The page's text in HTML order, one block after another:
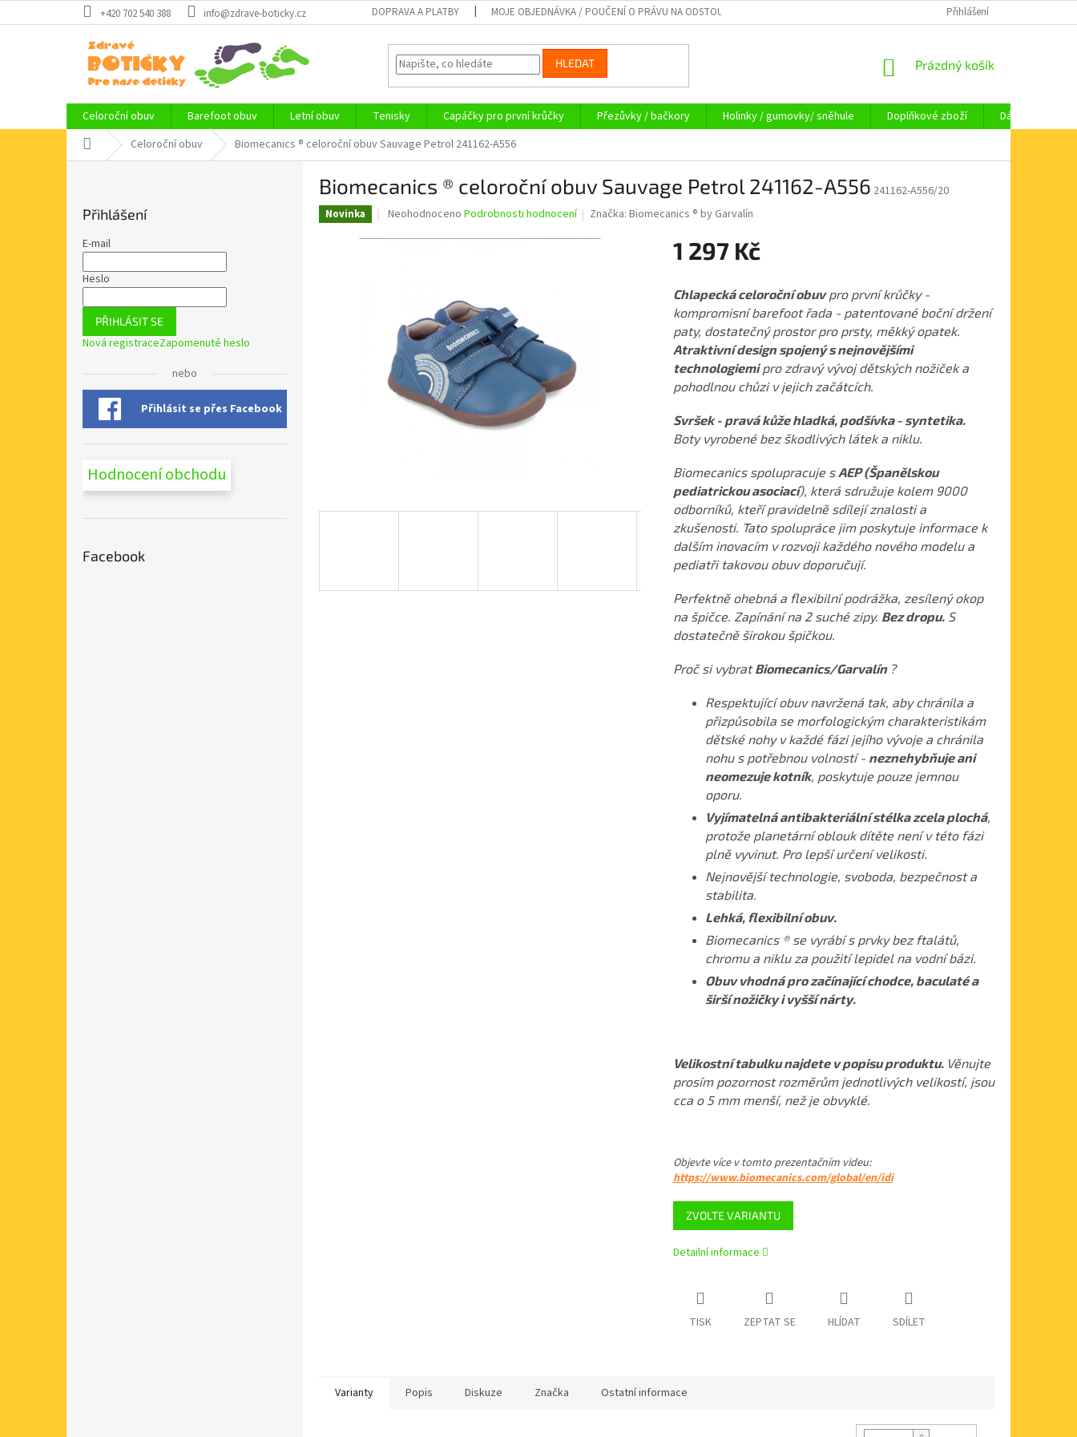
na
+420 702 540 388 info@zdrave-boticky.cz DOPRAVA A PLATBY MOJE OBJEDNÁVKA / POUČENÍ O PRÁVU NA ODSTOUPENÍ OD SMLOUVY KAMENNÁ PRODEJNA
Přihlášení
HLEDAT
NÁKUPNÍ
Prázdný košík
Celoroční obuv Barefoot obuv Letní obuv Tenisky Capáčky pro první krůčky Přezůvky / bačkory Holinky / gumovky/ sněhule Doplňkové zboží
Dárkové
Domů Celoroční obuv Biomecanics ® celoroční obuv Sauvage Petrol 241162-A556
Přihlášení
E-mail
Heslo
PŘIHLÁSIT SE
Nová registraceZapomenuté heslo
nebo
Přihlásit se přes Facebook
Hodnocení obchodu
Facebook
Biomecanics ® celoroční obuv Sauvage Petrol 241162-A556 241162-A556/20
Novinka
Průměrné
produktu
hvězdiček.
Neohodnoceno Podrobnosti hodnocení Značka:Biomecanics ® by Garvalín
1 297 Kč
cena:
ZVOLTE VARIANTU
Chlapecká celoroční obuvpro první krůčky -
kompromisní barefoot řada - patentované boční držení
paty, dostatečný prostor pro prsty, měkký opatek.
Atraktivní design spojený s nejnovějšími
technologiemipro zdravý vývoj dětských nožiček a
pohodlnou chůzi v jejich začátcích.
Svršek - pravá kůže hladká, podšívka - syntetika.
Boty vyrobené bez škodlivých látek a niklu.
Biomecanics spolupracuje sAEP (Španělskou
pediatrickou asociací), která sdružuje kolem 9000
odborníků, kteří pravidelně sdílejí znalosti a
zkušenosti. Tato spolupráce jim poskytuje informace k
dalším inovacím v rozvoji každého nového modelu a
pediatři takovou obuv doporučují.
Perfektně ohebná a flexibilní podrážka, zesílený okop
na špičce. Zapínání na 2 suché zipy. Bez dropu.S
dostatečně širokou špičkou.
Proč si vybratBiomecanics/Garvalín ?
Respektující obuv navržená tak, aby chránila a
přizpůsobila se morfologickým charakteristikám
dětské nohy v každé fázi jejího vývoje a chránila
nohu s potřebnou volností - neznehybňuje ani
neomezuje kotník, poskytuje pouze jemnou
oporu.
Vyjímatelná antibakteriální stélka zcela plochá,
protože planetární oblouk dítěte není v této fázi
plně vyvinut. Pro lepší určení velikosti.
Nejnovější technologie, svoboda, bezpečnost a
stabilita.
Lehká, flexibilní obuv.
Biomecanics ® se vyrábí s prvky bez ftalátů,
chromu a niklu za použití lepidel na vodní bázi.
Obuv vhodná pro začínající chodce, baculaté a
širší nožičky i vyšší nárty.
Velikostní tabulku najdete v popisu produktu. Věnujte
prosím pozornost rozměrům jednotlivých velikostí, jsou
cca o 5 mm menší, než je obvyklé.
Objevte více v tomtoprezentačním videu:
https://www.biomecanics.com/global/en/idi
Detailní informace
TISK ZEPTAT SE HLÍDAT SDÍLET
Varianty Popis Diskuze Značka Ostatní informace